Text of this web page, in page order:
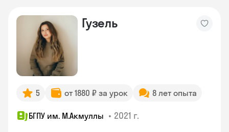
Гузель
5 от 1880 ₽ за урок 8 лет опыта
БГПУ им. М.Акмуллы • 2021 г.